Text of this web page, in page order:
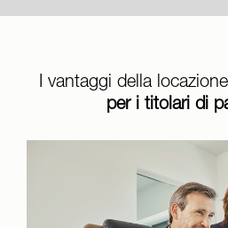
I vantaggi della
per i titolari di